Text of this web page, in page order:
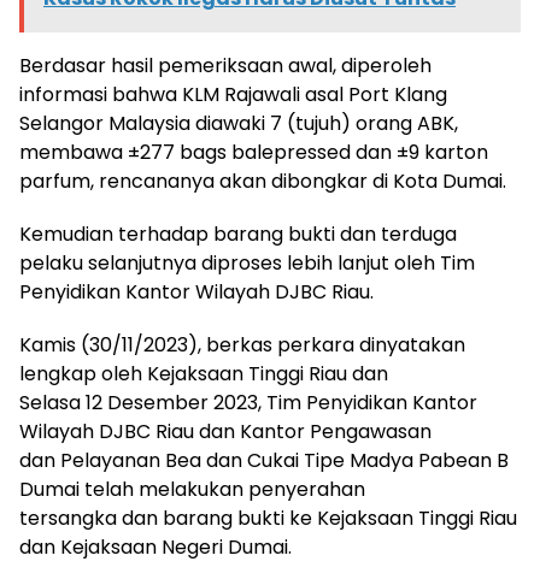
Berdasar hasil pemeriksaan awal, diperoleh
informasi bahwa KLM Rajawali asal Port Klang
Selangor Malaysia diawaki 7 (tujuh) orang ABK,
membawa ±277 bags balepressed dan ±9 karton
parfum, rencananya akan dibongkar di Kota Dumai.
Kemudian terhadap barang bukti dan terduga
pelaku selanjutnya diproses lebih lanjut oleh Tim
Penyidikan Kantor Wilayah DJBC Riau.
Kamis (30/11/2023), berkas perkara dinyatakan
lengkap oleh Kejaksaan Tinggi Riau dan
Selasa 12 Desember 2023, Tim Penyidikan Kantor
Wilayah DJBC Riau dan Kantor Pengawasan
dan Pelayanan Bea dan Cukai Tipe Madya Pabean B
Dumai telah melakukan penyerahan
tersangka dan barang bukti ke Kejaksaan Tinggi Riau
dan Kejaksaan Negeri Dumai.